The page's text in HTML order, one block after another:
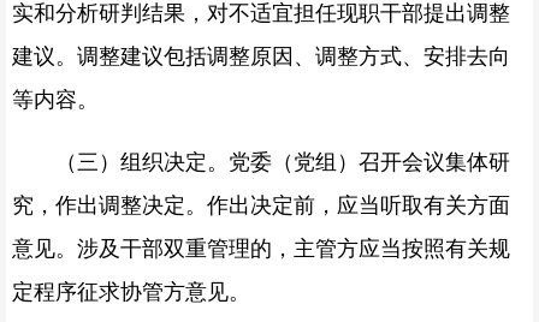
实和分析研判结果，对不适宜担任现职干部提出调整
建议。调整建议包括调整原因、调整方式、安排去向
等内容。
（三）组织决定。党委（党组）召开会议集体研
究，作出调整决定。作出决定前，应当听取有关方面
意见。涉及干部双重管理的，主管方应当按照有关规
定程序征求协管方意见。